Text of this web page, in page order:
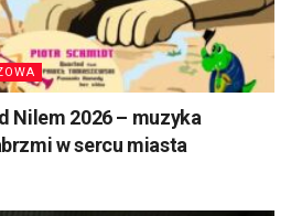
Nilem 2026 – muzyka
w sercu miasta